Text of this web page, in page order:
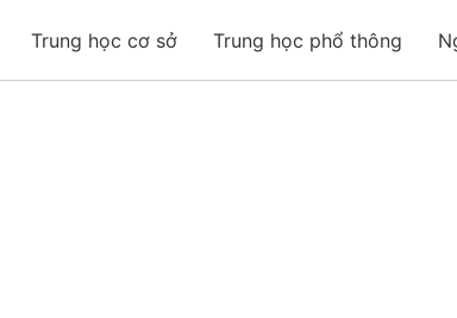
Trung học cơ sở Trung học phổ thông